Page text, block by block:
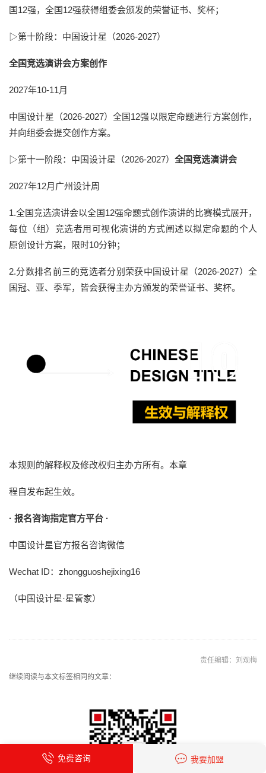
国12强，全国12强获得组委会颁发的荣誉证书、奖杯；
▷第十阶段： 中国设计星（2026-2027）
全国竞选演讲会方案创作
2027年10-11月
中国设计星 （2026-2027）全国12强以限定命题进行方案创作，
并向组委会提交创作方案。
▷第十一阶段： 中国设计星（2026-2027） 全国竞选演讲会
2027年12月广州设计周
1.全国竞选演讲会以全国12强命题式创作演讲的比赛模式展开，
每位（组）竞选者用可视化演讲的方式阐述以拟定命题的个人
原创设计方案，限时10分钟；
2.分数排名前三的竞选者分别荣获中国设计星（2026-2027）全
国冠、亚、季军，皆会获得主办方颁发的荣誉证书、奖杯。
本规则的解释权及修改权归主办方所有。本章
程自发布起生效。
· 报名咨询指定官方平台 ·
中国设计星官方报名咨询微信
Wechat ID：zhongguoshejixing16
（中国设计星·星管家）
责任编辑：刘观梅
继续阅读与本文标签相同的文章：
免费咨询 我要加盟